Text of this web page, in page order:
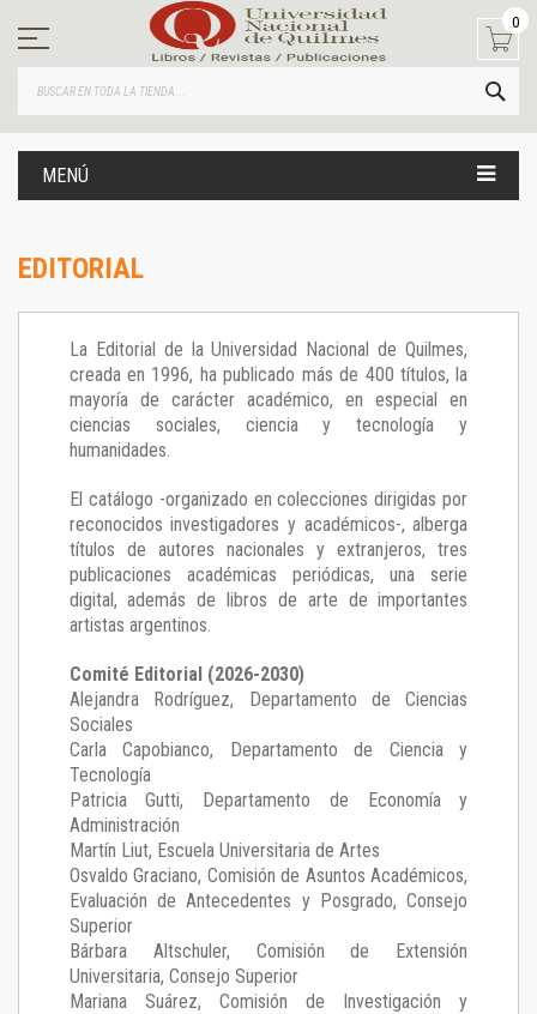
contenido
0
MENÚ
EDITORIAL
La Editorial de la Universidad Nacional de Quilmes,
creada en 1996, ha publicado más de 400 títulos, la
mayoría de carácter académico, en especial en
ciencias sociales, ciencia y tecnología y
humanidades.
El catálogo -organizado en colecciones dirigidas por
reconocidos investigadores y académicos-, alberga
títulos de autores nacionales y extranjeros, tres
publicaciones académicas periódicas, una serie
digital, además de libros de arte de importantes
artistas argentinos.
Comité Editorial (2026-2030)
Alejandra Rodríguez, Departamento de Ciencias
Sociales
Carla Capobianco, Departamento de Ciencia y
Tecnología
Patricia Gutti, Departamento de Economía y
Administración
Martín Liut, Escuela Universitaria de Artes
Osvaldo Graciano, Comisión de Asuntos Académicos,
Evaluación de Antecedentes y Posgrado, Consejo
Superior
Bárbara Altschuler, Comisión de Extensión
Universitaria, Consejo Superior
Mariana Suárez, Comisión de Investigación y